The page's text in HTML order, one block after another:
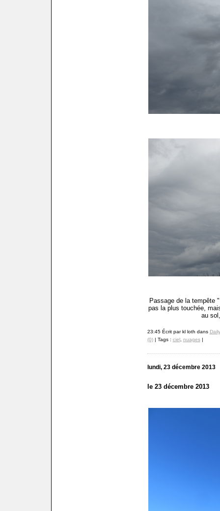
Passage de la tempête
pas la plus touchée,
au
23:45 Écrit par kl loth dans
(0)| Tags : ciel, nuages|
lundi, 23 décembre 2013
le 23 décembre 2013